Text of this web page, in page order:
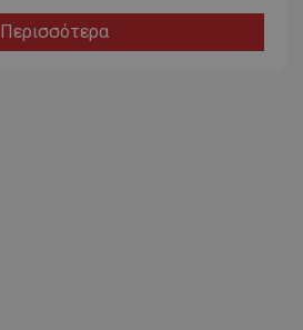
Περισσότερα